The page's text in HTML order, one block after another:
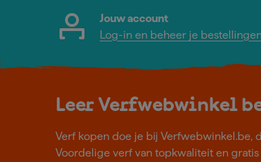
Jouw account
Log-in en beheer je
Leer Verfwebwinkel
Verf kopen doe je bij Verfwebwinkel.be,
Voordelige verf van topkwaliteit en